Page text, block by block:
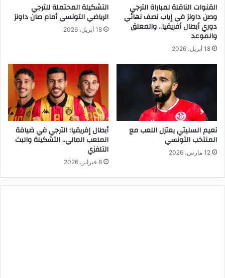
القنوات الناقلة لمباراة الترجي
وصن داونز في إياب نصف نهائي
دوري أبطال أفريقيا.. والمعلق
والموعد
18 أبريل، 2026
التشكيلة المحتملة للترجي
الرياضي التونسي أمام صان داونز
18 أبريل، 2026
نعيم السليتي يعتزل اللعب مع
المنتخب التونسي
12 مارس، 2026
أبطال إفريقيا: الترجي في ضيافة
الملعب المالي.. التشكيلة والبث
التلفزي
8 فبراير، 2026